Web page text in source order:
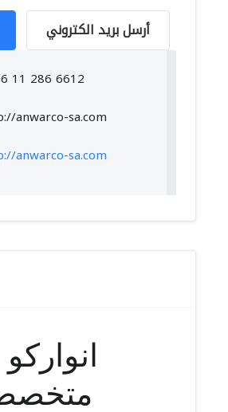
أرسل بريد الكتروني
11 286 6612
anwarco-sa.com
anwarco-sa.com